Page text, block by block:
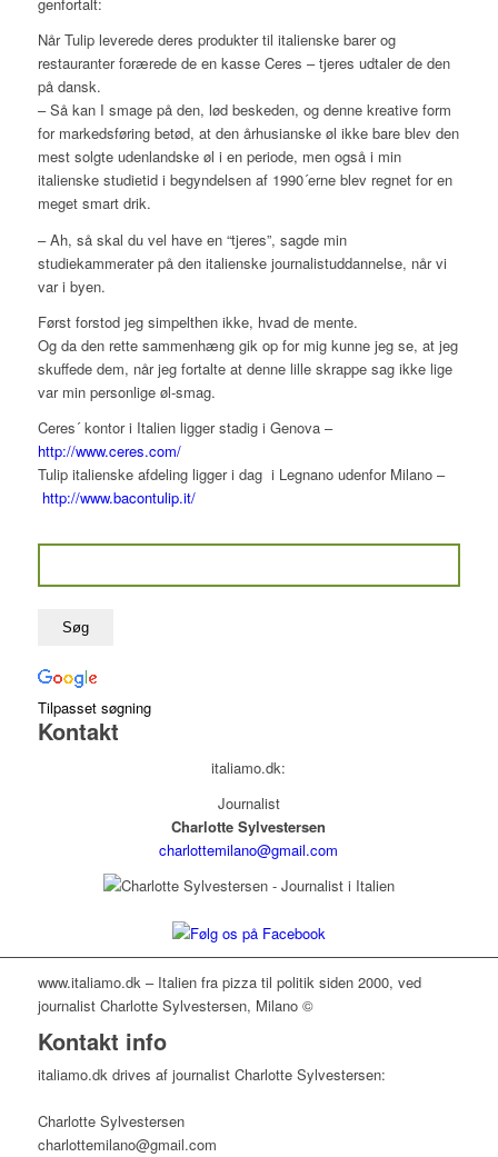
genfortalt:
Når Tulip leverede deres produkter til italienske barer og
restauranter forærede de en kasse Ceres – tjeres udtaler de den
på dansk.
– Så kan I smage på den, lød beskeden, og denne kreative form
for markedsføring betød, at den århusianske øl ikke bare blev den
mest solgte udenlandske øl i en periode, men også i min
italienske studietid i begyndelsen af 1990´erne blev regnet for en
meget smart drik.
– Ah, så skal du vel have en “tjeres”, sagde min
studiekammerater på den italienske journalistuddannelse, når vi
var i byen.
Først forstod jeg simpelthen ikke, hvad de mente.
Og da den rette sammenhæng gik op for mig kunne jeg se, at jeg
skuffede dem, når jeg fortalte at denne lille skrappe sag ikke lige
var min personlige øl-smag.
Ceres´ kontor i Italien ligger stadig i Genova –
http://www.ceres.com/
Tulip italienske afdeling ligger i dag i Legnano udenfor Milano –
http://www.bacontulip.it/
Tilpasset søgning
Kontakt
italiamo.dk:
Journalist
Charlotte Sylvestersen
charlottemilano@gmail.com
www.italiamo.dk – Italien fra pizza til politik siden 2000, ved
journalist Charlotte Sylvestersen, Milano ©
Kontakt info
italiamo.dk drives af journalist Charlotte Sylvestersen:
Charlotte Sylvestersen
charlottemilano@gmail.com